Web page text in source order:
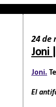
24 de
Joni
Joni.
El